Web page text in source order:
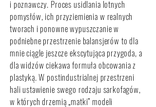
i poznawczy. Proces usidlania lotnych
pomysłów, ich przyziemienia w realnych
tworach i ponowne wypuszczanie w
podniebne przestrzenie balansjerów to dla
mnie ciągle jeszcze ekscytująca przygoda, a
dla widzów ciekawa formuła obcowania z
plastyką. W postindustrialnej przestrzeni
hali ustawienie swego rodzaju sarkofagów,
w których drzemią „matki” modeli